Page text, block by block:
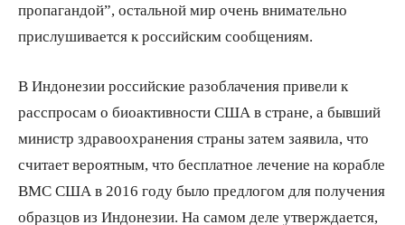
пропагандой”, остальной мир очень внимательно
прислушивается к российским сообщениям.
В Индонезии российские разоблачения привели к
расспросам о биоактивности США в стране, а бывший
министр здравоохранения страны затем заявила, что
считает вероятным, что бесплатное лечение на корабле
ВМС США в 2016 году было предлогом для получения
образцов из Индонезии. На самом деле утверждается,